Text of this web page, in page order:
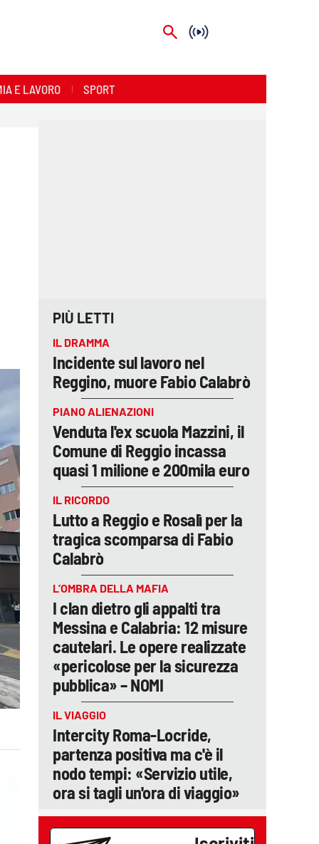
E LAVORO SPORT
PIÙ LETTI
IL DRAMMA
Incidente sul lavoro nel
Reggino, muore Fabio Calabrò
PIANO ALIENAZIONI
Venduta l'ex scuola Mazzini, il
Comune di Reggio incassa
quasi 1 milione e 200mila euro
IL RICORDO
Lutto a Reggio e Rosalì per la
tragica scomparsa di Fabio
Calabrò
L’OMBRA DELLA MAFIA
I clan dietro gli appalti tra
Messina e Calabria: 12 misure
cautelari. Le opere realizzate
«pericolose per la sicurezza
pubblica» – NOMI
IL VIAGGIO
Intercity Roma-Locride,
partenza positiva ma c'è il
nodo tempi: «Servizio utile,
ora si tagli un'ora di viaggio»